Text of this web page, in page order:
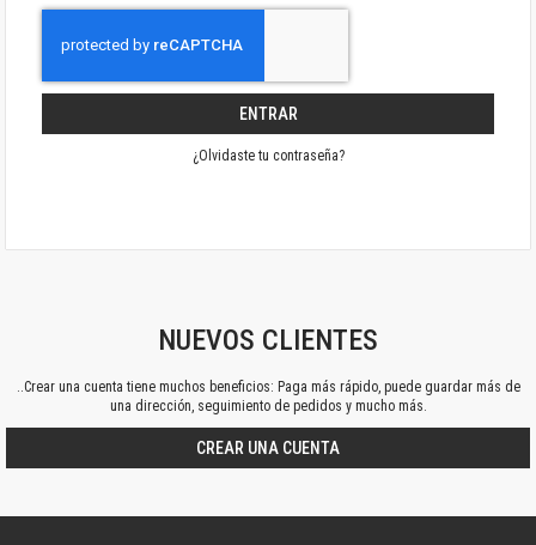
ENTRAR
¿Olvidaste tu contraseña?
NUEVOS CLIENTES
..Crear una cuenta tiene muchos beneficios: Paga más rápido, puede guardar más de
una dirección, seguimiento de pedidos y mucho más.
CREAR UNA CUENTA